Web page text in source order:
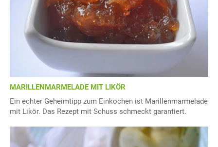
MARILLENMARMELADE MIT LIKÖR
Ein echter Geheimtipp zum Einkochen ist Marillenmarmelade
mit Likör. Das Rezept mit Schuss schmeckt garantiert.